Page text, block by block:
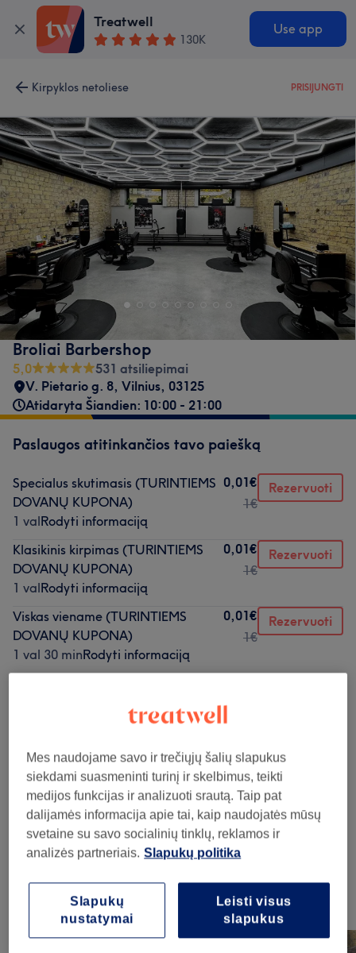
Treatwell
130K
Use app
Kirpyklos netoliese PRISIJUNGTI
Broliai Barbershop
5,0
531 atsiliepimai
V. Pietario g. 8, Vilnius, 03125
Atidaryta Šiandien: 10:00 - 21:00
Paslaugos atitinkančios tavo paiešką
Specialus skutimasis (TURINTIEMS
DOVANŲ KUPONA)
1 valRodyti informaciją
0,01€
1€
Rezervuoti
Klasikinis kirpimas (TURINTIEMS
DOVANŲ KUPONA)
1 valRodyti informaciją
0,01€
1€
Rezervuoti
Viskas viename (TURINTIEMS
DOVANŲ KUPONA)
1 val 30 minRodyti informaciją
0,01€
1€
Rezervuoti
Teikiamos paslaugos
Kirpimas ( 4) nuo 20€
Registracija Turintiems Dovanų Kuponus (3) 0,01€
Plaukų Procedūros (1
Mūsų darbai
Norėdami peržiūrėti detales, paspauskite ant nuotraukos
Mes naudojame savo ir trečiųjų šalių slapukus
siekdami suasmeninti turinį ir skelbimus, teikti
medijos funkcijas ir analizuoti srautą. Taip pat
dalijamės informacija apie tai, kaip naudojatės mūsų
svetaine su savo socialinių tinklų, reklamos ir
analizės partneriais. Slapukų politika
Leisti visus
slapukus
Slapukų
nustatymai